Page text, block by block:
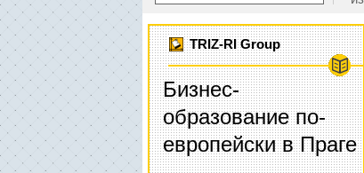
TRIZ-RI Group
Бизнес-
образование по-
европейски в Праге